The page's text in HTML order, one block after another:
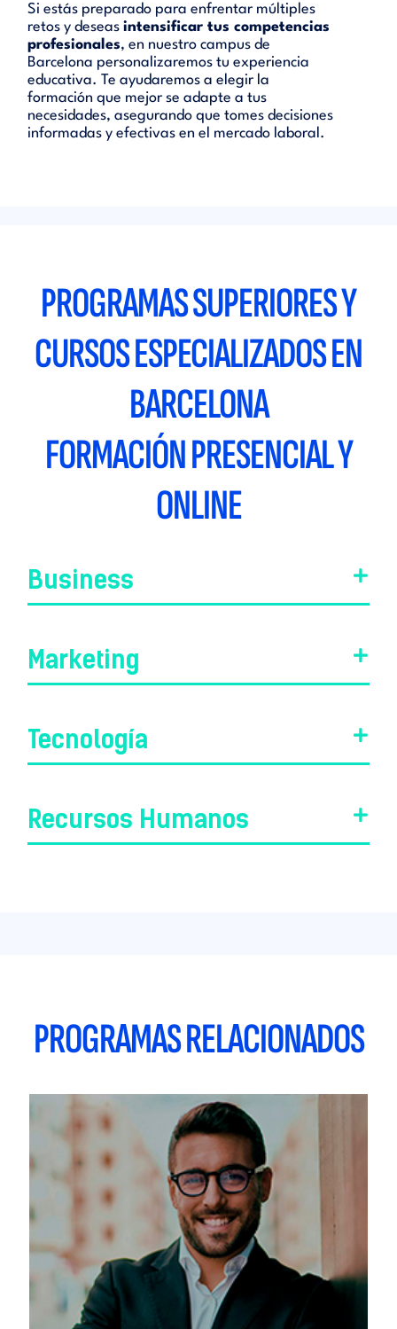
Si estás preparado para enfrentar múltiples
retos y deseasintensificar tus competencias
profesionales, en nuestro campus de
Barcelona personalizaremos tu experiencia
educativa. Te ayudaremos a elegir la
formación que mejor se adapte a tus
necesidades, asegurando que tomes decisiones
informadas y efectivas en el mercado laboral.
PROGRAMAS SUPERIORES Y
CURSOS ESPECIALIZADOS EN
BARCELONA
FORMACIÓN PRESENCIAL Y
ONLINE
Business
Marketing
Tecnología
Recursos Humanos
PROGRAMAS RELACIONADOS